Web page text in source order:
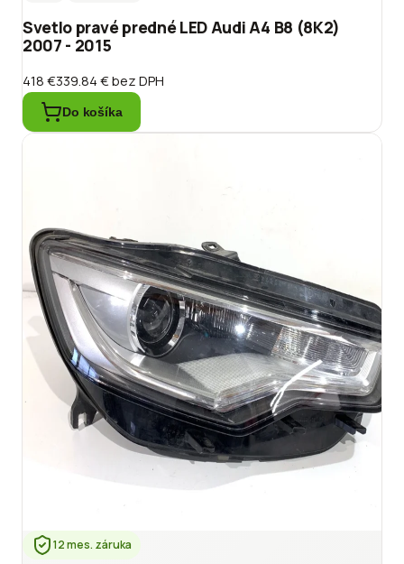
Svetlo pravé predné LED Audi A4 B8 (8K2)
2007 - 2015
418 €339.84 €bez DPH
Do košíka
12 mes. záruka